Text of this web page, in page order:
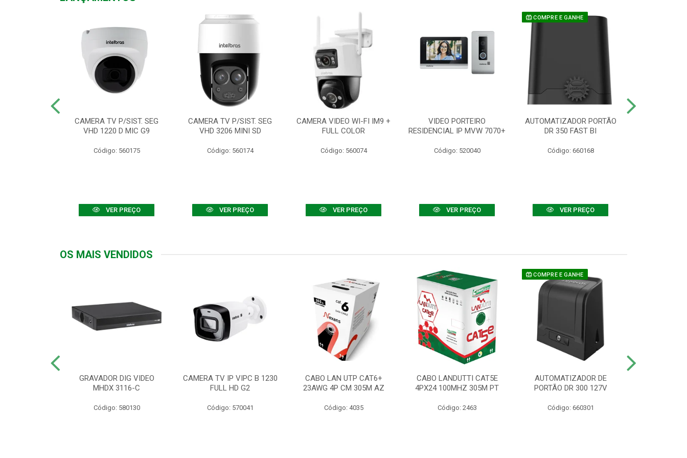
CAMERA TV P/SIST. SEG
VHD 1220 D MIC G9
Código: 560175
VER PREÇO
CAMERA TV P/SIST. SEG
VHD 3206 MINI SD
Código: 560174
VER PREÇO
CAMERA VIDEO WI-FI IM9 +
FULL COLOR
Código: 560074
VER PREÇO
VIDEO PORTEIRO
RESIDENCIAL IP MVW 7070+
Código: 520040
VER PREÇO
COMPRE E GANHE
AUTOMATIZADOR PORTÃO
DR 350 FAST BI
Código: 660168
VER PREÇO
OS MAIS VENDIDOS
GRAVADOR DIG VIDEO
MHDX 3116-C
Código: 580130
CAMERA TV IP VIPC B 1230
FULL HD G2
Código: 570041
CABO LAN UTP CAT6+
23AWG 4P CM 305M AZ
Código: 4035
CABO LANDUTTI CAT5E
4PX24 100MHZ 305M PT
Código: 2463
COMPRE E GANHE
AUTOMATIZADOR DE
PORTÃO DR 300 127V
Código: 660301